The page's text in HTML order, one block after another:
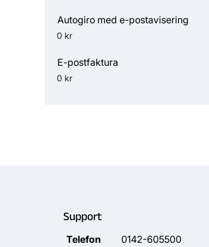
Autogiro med e-postavisering
0 kr
E-postfaktura
0 kr
Support
Telefon
0142-605500